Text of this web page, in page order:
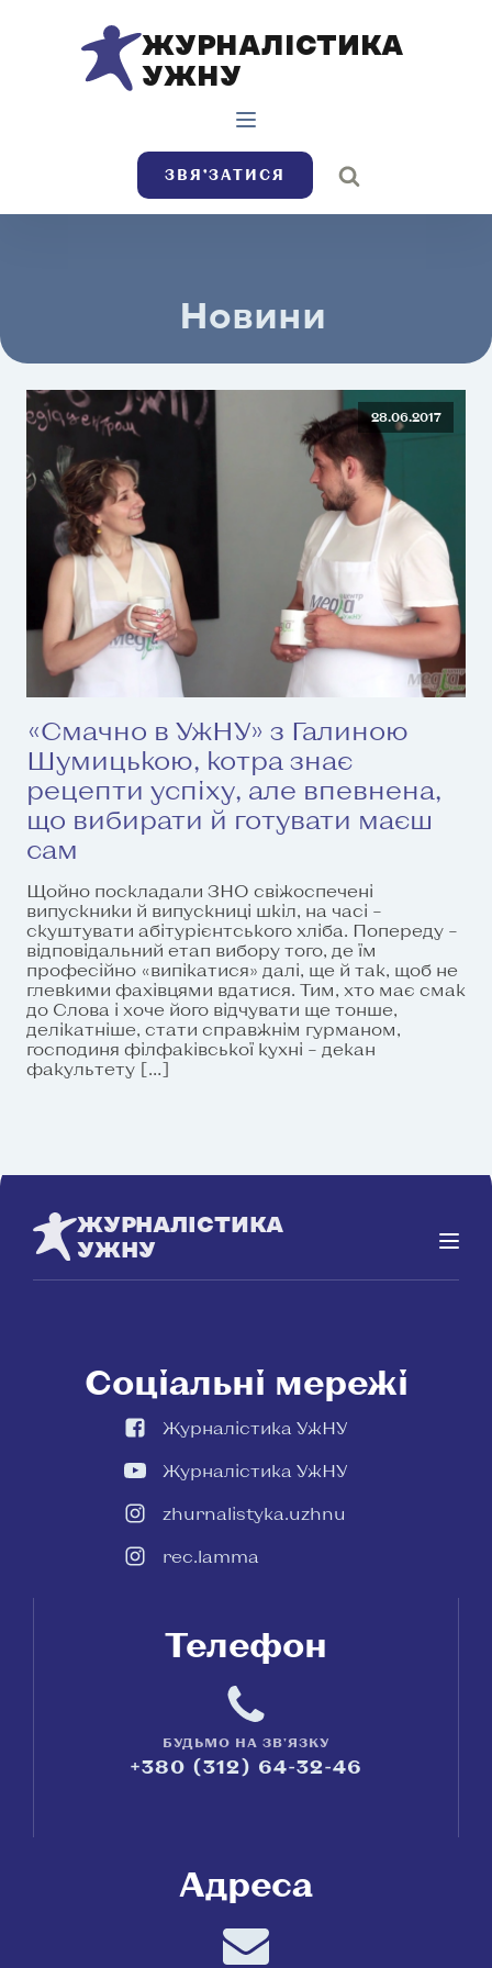
ЖУРНАЛІСТИКА
УЖНУ
ЗВЯ’ЗАТИСЯ
Новини
28.06.2017
«Смачно в УжНУ» з Галиною
Шумицькою, котра знає
рецепти успіху, але впевнена,
що вибирати й готувати маєш
сам
Щойно поскладали ЗНО свіжоспечені
випускники й випускниці шкіл, на часі –
скуштувати абітурієнтського хліба. Попереду –
відповідальний етап вибору того, де їм
професійно «випікатися» далі, ще й так, щоб не
глевкими фахівцями вдатися. Тим, хто має смак
до Слова і хоче його відчувати ще тонше,
делікатніше, стати справжнім гурманом,
господиня філфаківської кухні – декан
факультету […]
ЖУРНАЛІСТИКА
УЖНУ
Соціальні мережі
Журналістика УжНУ
Журналістика УжНУ
zhurnalistyka.uzhnu
rec.lamma
Телефон
БУДЬМО НА ЗВ'ЯЗКУ
+380 (312) 64-32-46
Адреса